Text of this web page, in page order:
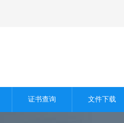
证书查询 文件下载